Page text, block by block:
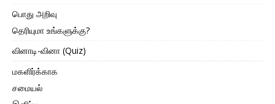
பொது அறிவு
தெரியுமா உங்களுக்கு?
வினாடி-வினா (Quiz)
மகளிர்க்காக
சமையல்